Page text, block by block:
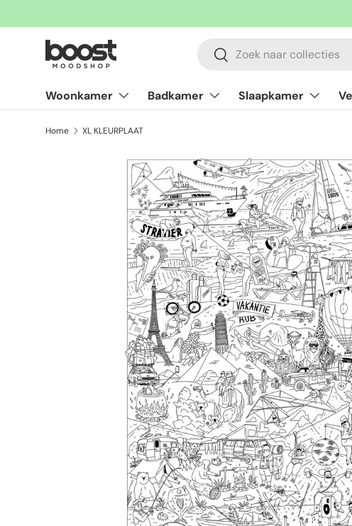
Ga naar inhoud
Zoeken
Zoeken
Woonkamer Badkamer Slaapkamer
Home XL KLEURPLAAT